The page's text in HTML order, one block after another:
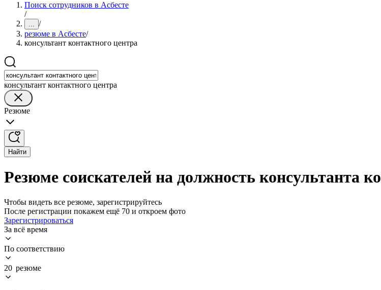
Поиск сотрудников в Асбесте
/
... /
резюме в Асбесте/
консультант контактного центра
консультант контактного центра
Резюме
Найти
Резюме соискателей на должность консультанта
Чтобы видеть все резюме, зарегистрируйтесь
После регистрации покажем ещё 70 и откроем фото
Зарегистрироваться
За всё время
По соответствию
20 резюме